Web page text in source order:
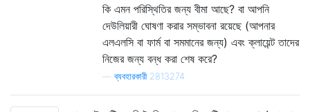
কি এমন পরিস্থিতির জন্য বীমা আছে? বা আপনি
দেউলিয়ারী ঘোষণা করার সম্ভাবনা রয়েছে (আপনার
এলএলসি বা ফার্ম বা সমমানের জন্য) এবং ক্লায়েন্ট তাদের
নিজের জন্য বন্ধ করা শেষ করে?
—ব্যবহারকারী 2813274